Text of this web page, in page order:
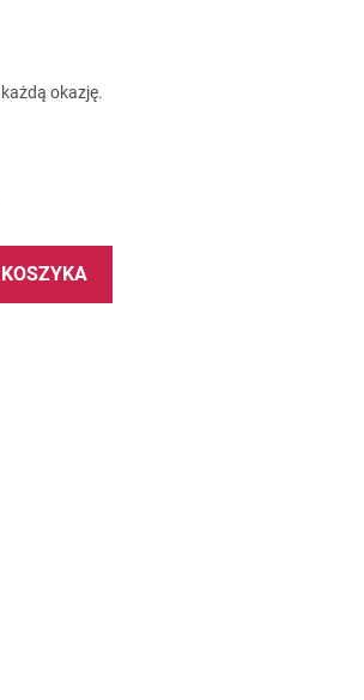
okazję.